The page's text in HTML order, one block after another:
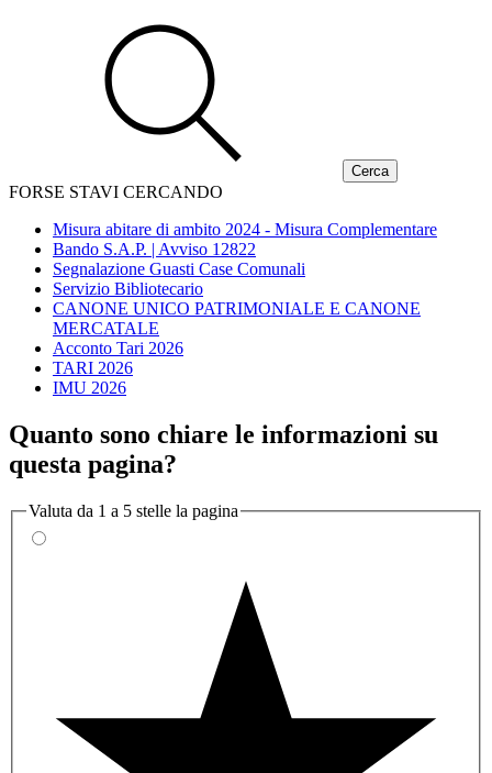
FORSE STAVI CERCANDO
Misura abitare di ambito 2024 - Misura Complementare
Bando S.A.P. | Avviso 12822
Segnalazione Guasti Case Comunali
Servizio Bibliotecario
CANONE UNICO PATRIMONIALE E CANONE
MERCATALE
Acconto Tari 2026
TARI 2026
IMU 2026
Quanto sono chiare le informazioni su
questa pagina?
Valuta da 1 a 5 stelle la pagina